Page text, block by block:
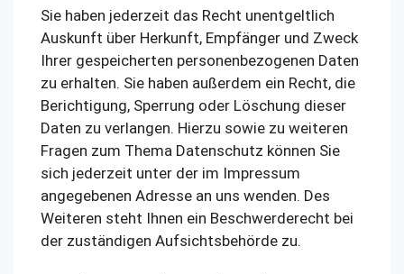
Sie haben jederzeit das Recht unentgeltlich
Auskunft über Herkunft, Empfänger und Zweck
Ihrer gespeicherten personenbezogenen Daten
zu erhalten. Sie haben außerdem ein Recht, die
Berichtigung, Sperrung oder Löschung dieser
Daten zu verlangen. Hierzu sowie zu weiteren
Fragen zum Thema Datenschutz können Sie
sich jederzeit unter der im Impressum
angegebenen Adresse an uns wenden. Des
Weiteren steht Ihnen ein Beschwerderecht bei
der zuständigen Aufsichtsbehörde zu.